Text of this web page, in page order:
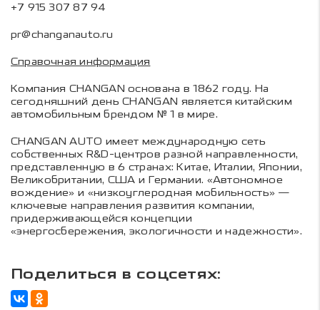
+7 915 307 87 94
pr@changanauto.ru
Справочная информация
Компания CHANGAN основана в 1862 году. На
сегодняшний день CHANGAN является китайским
автомобильным брендом № 1 в мире.
CHANGAN AUTO имеет международную сеть
собственных R&D-центров разной направленности,
представленную в 6 странах: Китае, Италии, Японии,
Великобритании, США и Германии. «Автономное
вождение» и «низкоуглеродная мобильность» —
ключевые направления развития компании,
придерживающейся концепции
«энергосбережения, экологичности и надежности».
Поделиться в соцсетях: